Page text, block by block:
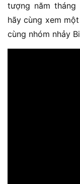
tượng năm tháng
hãy cùng xem
cùng nhóm nhảy